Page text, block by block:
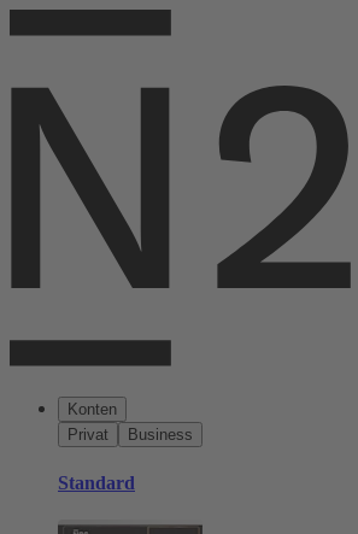
Konten
Privat
Business
Standard